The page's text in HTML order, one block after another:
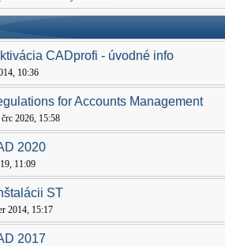
CADprofi - úvodné info
10:36
for Accounts Management
črc 2026, 15:58
2020
11:09
ST
2014, 15:17
2017